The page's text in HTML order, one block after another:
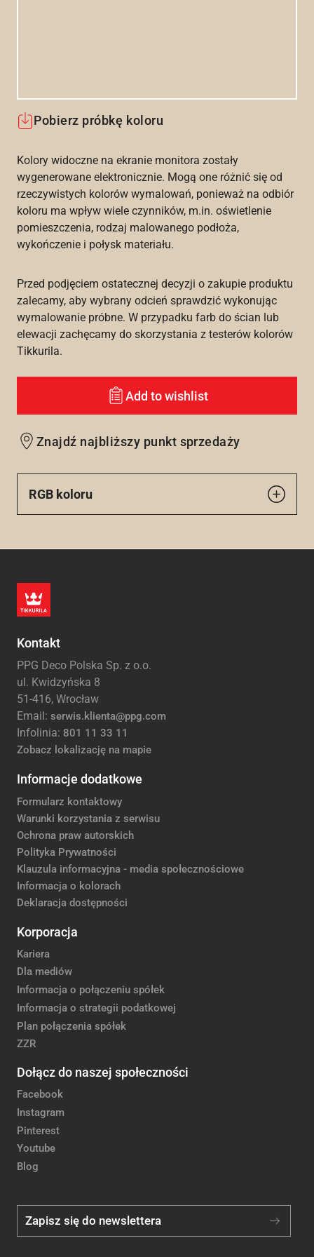
Pobierz próbkę koloru
Kolory widoczne na ekranie monitora zostały
wygenerowane elektronicznie. Mogą one różnić się od
rzeczywistych kolorów wymalowań, ponieważ na odbiór
koloru ma wpływ wiele czynników, m.in. oświetlenie
pomieszczenia, rodzaj malowanego podłoża,
wykończenie i połysk materiału.
Przed podjęciem ostatecznej decyzji o zakupie produktu
zalecamy, aby wybrany odcień sprawdzić wykonując
wymalowanie próbne. W przypadku farb do ścian lub
elewacji zachęcamy do skorzystania z testerów kolorów
Tikkurila.
Add to wishlist
Znajdź najbliższy punkt sprzedaży
RGB koloru
Kontakt
PPG Deco Polska Sp. z o.o.
ul. Kwidzyńska 8
51-416, Wrocław
Email: serwis.klienta@ppg.com
Infolinia: 801 11 33 11
Zobacz lokalizację na mapie
Informacje dodatkowe
Formularz kontaktowy
Warunki korzystania z serwisu
Ochrona praw autorskich
Polityka Prywatności
Klauzula informacyjna - media społecznościowe
Informacja o kolorach
Deklaracja dostępności
Korporacja
Kariera
Dla mediów
Informacja o połączeniu spółek
Informacja o strategii podatkowej
Plan połączenia spółek
ZZR
Dołącz do naszej społeczności
Facebook
Instagram
Pinterest
Youtube
Blog
Zapisz się do newslettera